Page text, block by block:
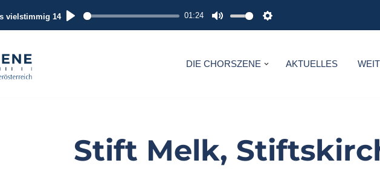
vielstimmig 14
P
01:24
M
T
S
T
S
DIE CHORSZENE AKTUELLES
Stift Melk,